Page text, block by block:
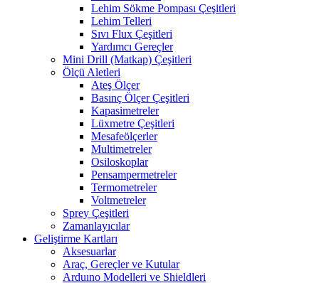
Lehim Sökme Pompası Çeşitleri
Lehim Telleri
Sıvı Flux Çeşitleri
Yardımcı Gereçler
Mini Drill (Matkap) Çeşitleri
Ölçü Aletleri
Ateş Ölçer
Basınç Ölçer Çeşitleri
Kapasimetreler
Lüxmetre Çeşitleri
Mesafeölçerler
Multimetreler
Osiloskoplar
Pensampermetreler
Termometreler
Voltmetreler
Sprey Çeşitleri
Zamanlayıcılar
Geliştirme Kartları
Aksesuarlar
Araç, Gereçler ve Kutular
Arduıno Modelleri ve Shieldleri